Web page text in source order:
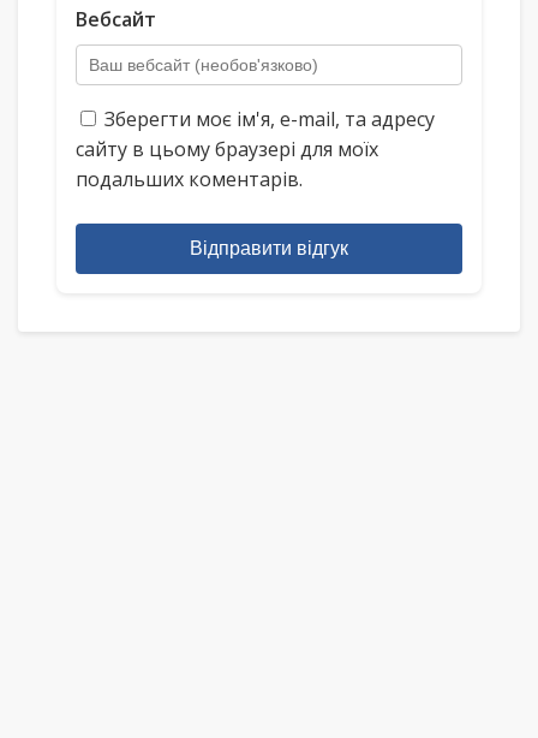
Вебсайт
Зберегти моє ім'я, e-mail, та адресу
сайту в цьому браузері для моїх
подальших коментарів.
Відправити відгук